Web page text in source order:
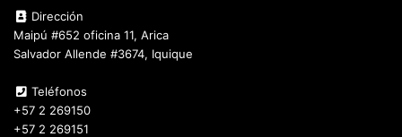
Dirección
Maipú #652 oficina 11, Arica
Salvador Allende #3674, Iquique
Teléfonos
+57 2 269150
+57 2 269151